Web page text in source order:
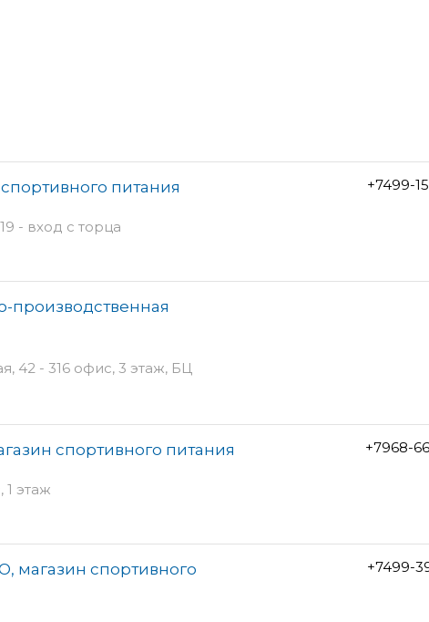
питания
- вход с торца
+7499-
производственная
42 - 316 офис, 3 этаж, БЦ
спортивного питания
1 этаж
+7968-
магазин спортивного
+7499-